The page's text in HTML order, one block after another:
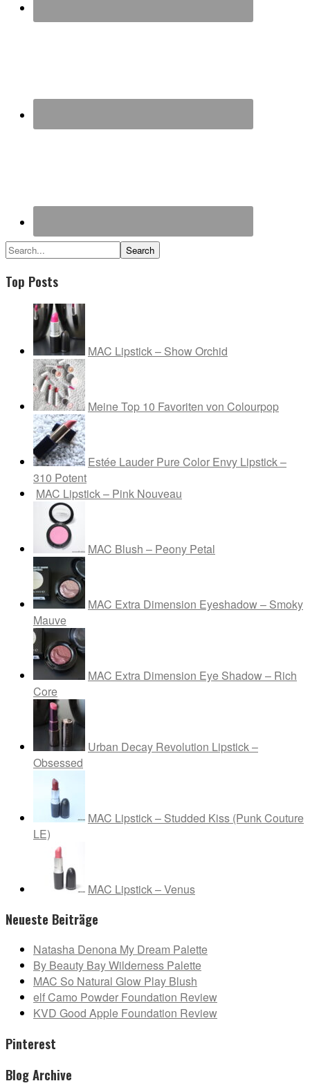
Search...
Top Posts
MAC Lipstick – Show Orchid
Meine Top 10 Favoriten von Colourpop
Estée Lauder Pure Color Envy Lipstick –
310 Potent
MAC Lipstick – Pink Nouveau
MAC Blush – Peony Petal
MAC Extra Dimension Eyeshadow – Smoky
Mauve
MAC Extra Dimension Eye Shadow – Rich
Core
Urban Decay Revolution Lipstick –
Obsessed
MAC Lipstick – Studded Kiss (Punk Couture
LE)
MAC Lipstick – Venus
Neueste Beiträge
Natasha Denona My Dream Palette
By Beauty Bay Wilderness Palette
MAC So Natural Glow Play Blush
elf Camo Powder Foundation Review
KVD Good Apple Foundation Review
Pinterest
Blog Archive